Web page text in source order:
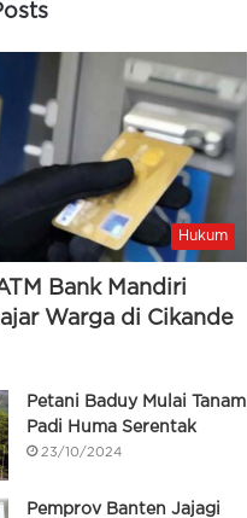
Hukum
Bank Mandiri
Warga di Cikande
Petani Baduy Mulai Tanam
Padi Huma Serentak
23/10/2024
Pemprov Banten Jajagi